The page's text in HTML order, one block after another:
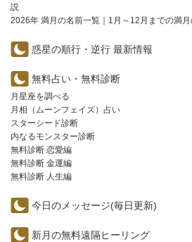
説
2026年 満月の名前一覧｜1月～12月までの満月
惑星の順行・逆行 最新情報
無料占い・無料診断
月星座を調べる
月相（ムーンフェイズ）占い
スターシード診断
内なるモンスター診断
無料診断 恋愛編
無料診断 金運編
無料診断 人生編
今日のメッセージ(毎日更新)
新月の無料遠隔ヒーリング